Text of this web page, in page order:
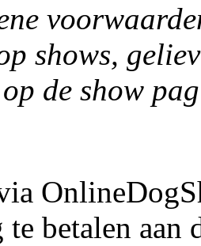
shows,
de show
betalen aan